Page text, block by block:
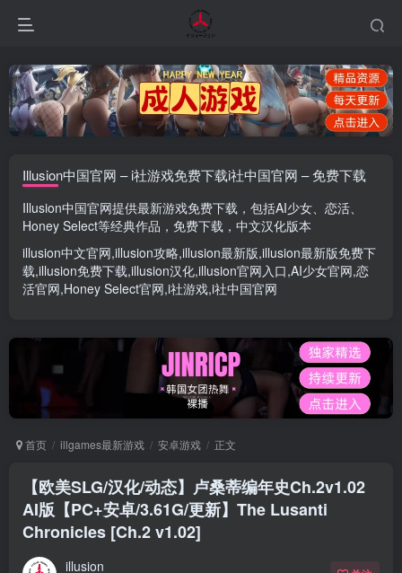
Illusion中国官网 – i社游戏免费下载i社中国官网 – 免费下载
Illusion中国官网提供最新游戏免费下载，包括AI少女、 恋活、
Honey Select等经典作品，免费下载，中文汉化版本
illusion中文官网,illusion攻略,illusion最新版,illusion最新版免费下
载,illusion免费下载,illusion汉化,illusion官网入口,AI少女官网,恋
活官网,Honey Select官网,i社游戏,i社中国官网
首页 illgames最新游戏 安卓游戏 正文
【欧美SLG/汉化/动态】卢桑蒂编年史Ch.2v1.02
AI版【PC+安卓/3.61G/更新】The Lusanti
Chronicles [Ch.2 v1.02]
illusion